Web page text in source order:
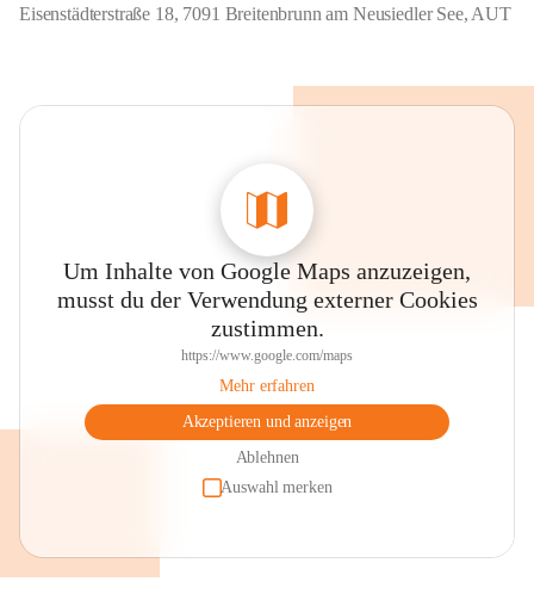
Eisenstädterstraße 18, 7091 Breitenbrunn am Neusiedler See, AUT
Um Inhalte von Google Maps anzuzeigen,
musst du der Verwendung externer Cookies
zustimmen.
https://www.google.com/maps
Mehr erfahren
Akzeptieren und anzeigen
Ablehnen
Auswahl merken